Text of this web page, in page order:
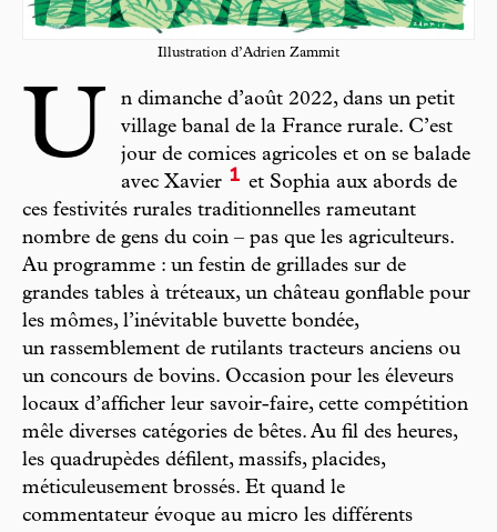
Illustration d’Adrien Zammit
U
n dimanche d’août 2022, dans un petit
village banal de la France rurale. C’est
jour de comices agricoles et on se balade
avec Xavier 1 et Sophia aux abords de
ces festivités rurales traditionnelles rameutant
nombre de gens du coin – pas que les agriculteurs.
Au programme : un festin de grillades sur de
grandes tables à tréteaux, un château gonflable pour
les mômes, l’inévitable buvette bondée,
un rassemblement de rutilants tracteurs anciens ou
un concours de bovins. Occasion pour les éleveurs
locaux d’afficher leur savoir-faire, cette compétition
mêle diverses catégories de bêtes. Au fil des heures,
les quadrupèdes défilent, massifs, placides,
méticuleusement brossés. Et quand le
commentateur évoque au micro les différents